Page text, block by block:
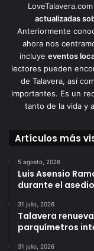
actualizadas
Anteriormente
ahora nos
incluye eventos
lectores pueden
de Talavera, así
importantes. Es un
tanto de la vida y
Artículos más
5 agosto, 2026
Luis Asensio
durante el asedio
31 julio, 2026
Talavera
parquímetros
31 julio, 2026